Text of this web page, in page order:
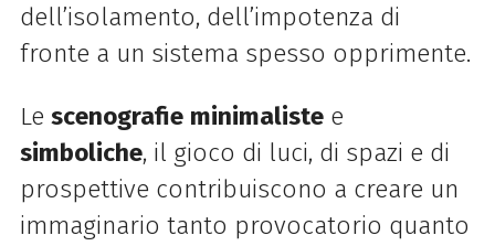
dell’isolamento, dell’impotenza di
fronte a un sistema spesso opprimente.
Le scenografie minimalistee
simboliche, il gioco di luci, di spazi e di
prospettive contribuiscono a creare un
immaginario tanto provocatorio quanto